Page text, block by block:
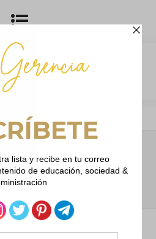
Tag
gastos